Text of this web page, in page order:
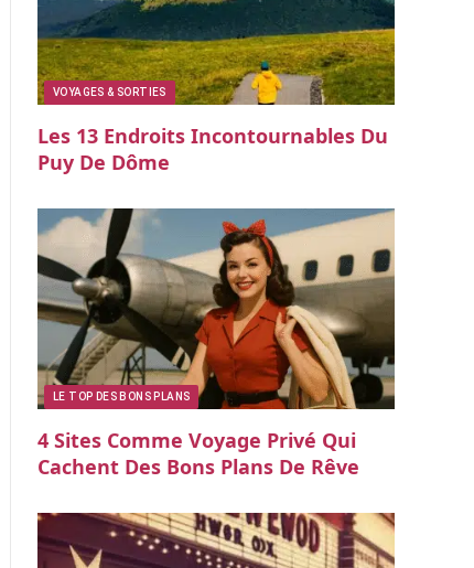
VOYAGES & SORTIES
Les 13 Endroits Incontournables Du
Puy De Dôme
LE TOP DES BONS PLANS
4 Sites Comme Voyage Privé Qui
Cachent Des Bons Plans De Rêve